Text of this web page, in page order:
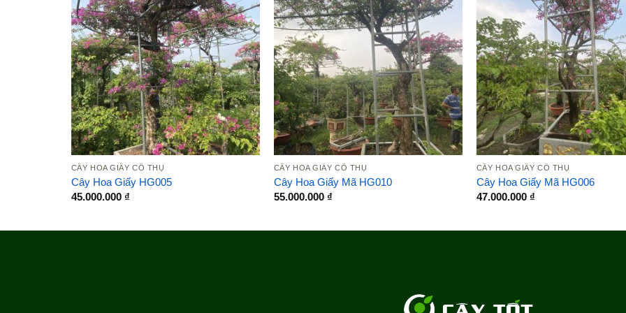
CÂY HOA GIẤY CỔ THỤ
Cây Hoa Giấy HG005
45.000.000 ₫
CÂY HOA GIẤY CỔ THỤ
Cây Hoa Giấy Mã HG010
55.000.000 ₫
CÂY HOA GIẤY CỔ THỤ
Cây Hoa Giấy Mã HG006
47.000.000 ₫